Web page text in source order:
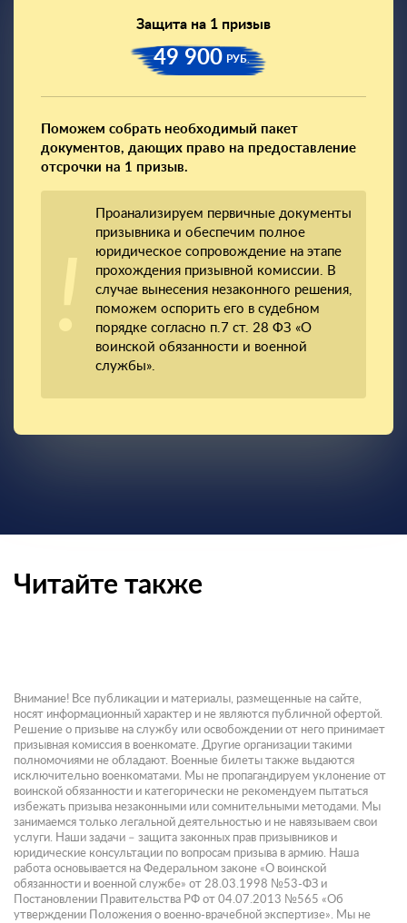
Защита на 1 призыв
49 900 РУБ.
Поможем собрать необходимый пакет
документов, дающих право на предоставление
отсрочки на 1 призыв.
Проанализируем первичные документы
призывника и обеспечим полное
юридическое сопровождение на этапе
прохождения призывной комиссии. В
случае вынесения незаконного решения,
поможем оспорить его в судебном
порядке согласно п.7 ст. 28 ФЗ «О
воинской обязанности и военной
службы».
Читайте также
Внимание! Все публикации и материалы, размещенные на сайте,
носят информационный характер и не являются публичной офертой.
Решение о призыве на службу или освобождении от него принимает
призывная комиссия в военкомате. Другие организации такими
полномочиями не обладают. Военные билеты также выдаются
исключительно военкоматами. Мы не пропагандируем уклонение от
воинской обязанности и категорически не рекомендуем пытаться
избежать призыва незаконными или сомнительными методами. Мы
занимаемся только легальной деятельностью и не навязываем свои
услуги. Наши задачи – защита законных прав призывников и
юридические консультации по вопросам призыва в армию. Наша
работа основывается на Федеральном законе «О воинской
обязанности и военной службе» от 28.03.1998 №53-ФЗ и
Постановлении Правительства РФ от 04.07.2013 №565 «Об
утверждении Положения о военно-врачебной экспертизе». Мы не